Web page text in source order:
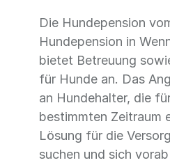
Die Hundepension
Hundepension in
bietet Betreuung
für Hunde an. Das
an Hundehalter, die
bestimmten Zeitraum
Lösung für die
suchen und sich